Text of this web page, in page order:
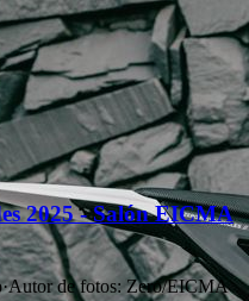
2025 - Salón EICMA
·Autor de fotos: Zero/EICMA